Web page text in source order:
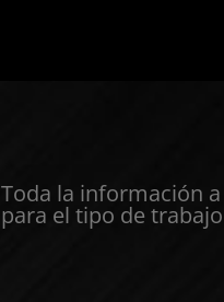
Toda la información
para el tipo de